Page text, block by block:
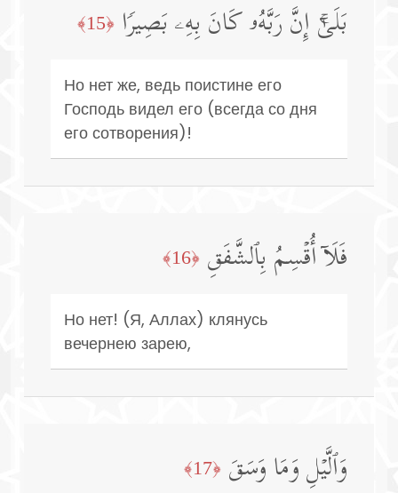
بَلَىٰۤۚ إِنَّ رَبَّهُۥ كَانَ بِهِۦ بَصِیرࣰا ﴿15﴾
Но нет же, ведь поистине его
Господь видел его (всегда со дня
его сотворения)!
فَلَاۤ أُقۡسِمُ بِٱلشَّفَقِ ﴿16﴾
Но нет! (Я, Аллах) клянусь
вечернею зарею,
وَٱلَّیۡلِ وَمَا وَسَقَ ﴿17﴾